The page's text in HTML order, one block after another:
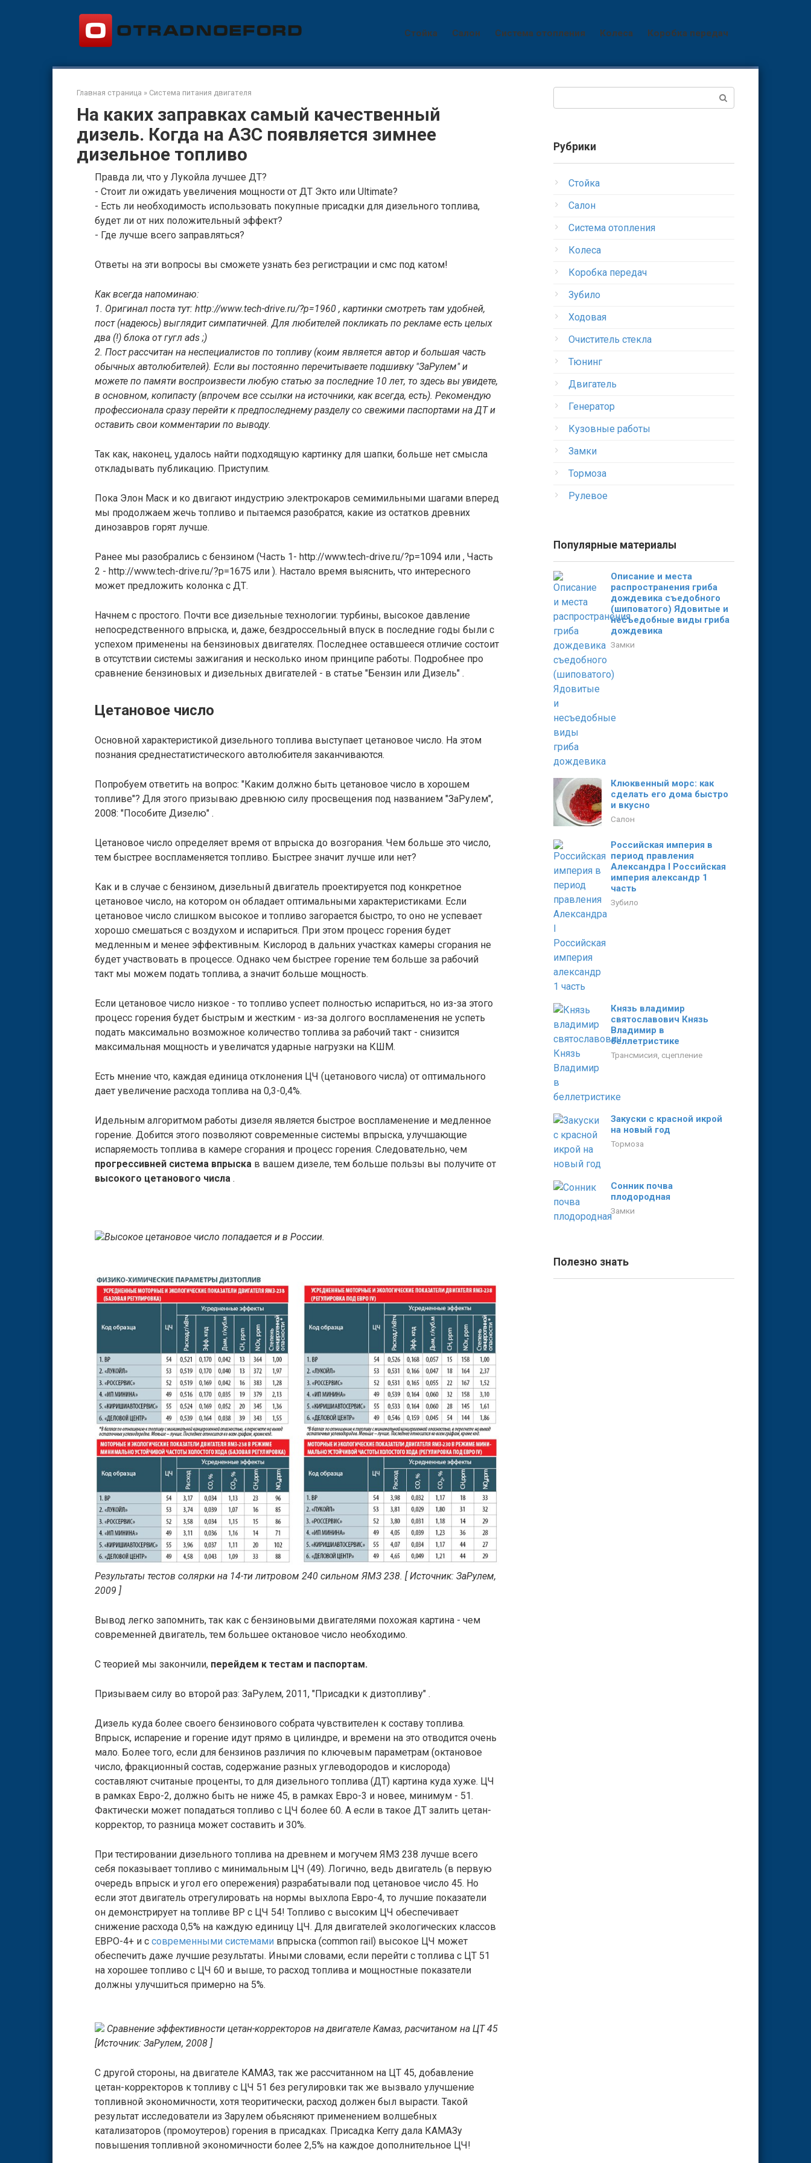
Стойка Салон Система отопления Колеса Коробка передач
Главная страница » Система питания двигателя
На каких заправках самый качественный
дизель. Когда на АЗС появляется зимнее
дизельное топливо
Правда ли, что у Лукойла лучшее ДТ?
- Стоит ли ожидать увеличения мощности от ДТ Экто или Ultimate?
- Есть ли необходимость использовать покупные присадки для дизельного топлива,
будет ли от них положительный эффект?
- Где лучше всего заправляться?
Ответы на эти вопросы вы сможете узнать без регистрации и смс под катом!
Как всегда напоминаю:
1. Оригинал поста тут: http://www.tech-drive.ru/?p=1960 , картинки смотреть там удобней,
пост (надеюсь) выглядит симпатичней. Для любителей покликать по рекламе есть целых
два (!) блока от гугл ads ;)
2. Пост рассчитан на неспециалистов по топливу (коим является автор и большая часть
обычных автолюбителей). Если вы постоянно перечитываете подшивку "ЗаРулем" и
можете по памяти воспроизвести любую статью за последние 10 лет, то здесь вы увидете,
в основном, копипасту (впрочем все ссылки на источники, как всегда, есть). Рекомендую
профессионала сразу перейти к предпоследнему разделу со свежими паспортами на ДТ и
оставить свои комментарии по выводу.
Так как, наконец, удалось найти подходящую картинку для шапки, больше нет смысла
откладывать публикацию. Приступим.
Пока Элон Маск и ко двигают индустрию электрокаров семимильными шагами вперед
мы продолжаем жечь топливо и пытаемся разобратся, какие из остатков древних
динозавров горят лучше.
Ранее мы разобрались с бензином (Часть 1- http://www.tech-drive.ru/?p=1094 или , Часть
2 - http://www.tech-drive.ru/?p=1675 или ). Настало время выяснить, что интересного
может предложить колонка с ДТ.
Начнем с простого. Почти все дизельные технологии: турбины, высокое давление
непосредственного впрыска, и, даже, бездроссельный впуск в последние годы были с
успехом применены на бензиновых двигателях. Последнее оставшееся отличие состоит
в отсутствии системы зажигания и несколько ином принципе работы. Подробнее про
сравнение бензиновых и дизельных двигателей - в статье "Бензин или Дизель" .
Цетановое число
Основной характеристикой дизельного топлива выступает цетановое число. На этом
познания среднестатистического автолюбителя заканчиваются.
Попробуем ответить на вопрос: "Каким должно быть цетановое число в хорошем
топливе"? Для этого призываю древнюю силу просвещения под названием "ЗаРулем",
2008: "Пособите Дизелю" .
Цетановое число определяет время от впрыска до возгорания. Чем больше это число,
тем быстрее воспламеняется топливо. Быстрее значит лучше или нет?
Как и в случае с бензином, дизельный двигатель проектируется под конкретное
цетановое число, на котором он обладает оптимальными характеристиками. Если
цетановое число слишком высокое и топливо загорается быстро, то оно не успевает
хорошо смешаться с воздухом и испариться. При этом процесс горения будет
медленным и менее эффективным. Кислород в дальних участках камеры сгорания не
будет участвовать в процессе. Однако чем быстрее горение тем больше за рабочий
такт мы можем подать топлива, а значит больше мощность.
Если цетановое число низкое - то топливо успеет полностью испариться, но из-за этого
процесс горения будет быстрым и жестким - из-за долгого воспламенения не успеть
подать максимально возможное количество топлива за рабочий такт - снизится
максимальная мощность и увеличатся ударные нагрузки на КШМ.
Есть мнение что, каждая единица отклонения ЦЧ (цетанового числа) от оптимального
дает увеличение расхода топлива на 0,3-0,4%.
Идельным алгоритмом работы дизеля является быстрое воспламенение и медленное
горение. Добится этого позволяют современные системы впрыска, улучшающие
испаряемость топлива в камере сгорания и процесс горения. Следовательно, чем
прогрессивней система впрыска в вашем дизеле, тем больше пользы вы получите от
высокого цетанового числа .
Высокое цетановое число попадается и в России.
Результаты тестов солярки на 14-ти литровом 240 сильном ЯМЗ 238. [ Источник: ЗаРулем,
2009 ]
Вывод легко запомнить, так как с бензиновыми двигателями похожая картина - чем
современней двигатель, тем большее октановое число необходимо.
С теорией мы закончили, перейдем к тестам и паспортам.
Призываем силу во второй раз: ЗаРулем, 2011, "Присадки к дизтопливу" .
Дизель куда более своего бензинового собрата чувствителен к составу топлива.
Впрыск, испарение и горение идут прямо в цилиндре, и времени на это отводится очень
мало. Более того, если для бензинов различия по ключевым параметрам (октановое
число, фракционный состав, содержание разных углеводородов и кислорода)
составляют считаные проценты, то для дизельного топлива (ДТ) картина куда хуже. ЦЧ
в рамках Евро-2, должно быть не ниже 45, в рамках Евро-3 и новее, минимум - 51.
Фактически может попадаться топливо с ЦЧ более 60. А если в такое ДТ залить цетан-
корректор, то разница может составить и 30%.
При тестировании дизельного топлива на древнем и могучем ЯМЗ 238 лучше всего
себя показывает топливо с минимальным ЦЧ (49). Логично, ведь двигатель (в первую
очередь впрыск и угол его опережения) разрабатывали под цетановое число 45. Но
если этот двигатель отрегулировать на нормы выхлопа Евро-4, то лучшие показатели
он демонстрирует на топливе BP с ЦЧ 54! Топливо с высоким ЦЧ обеспечивает
снижение расхода 0,5% на каждую единицу ЦЧ. Для двигателей экологических классов
ЕВРО-4+ и с современными системами впрыска (common rail) высокое ЦЧ может
обеспечить даже лучшие результаты. Иными словами, если перейти с топлива с ЦТ 51
на хорошее топливо с ЦЧ 60 и выше, то расход топлива и мощностные показатели
должны улучшиться примерно на 5%.
Сравнение эффективности цетан-корректоров на двигателе Камаз, расчитаном на ЦТ 45
[Источник: ЗаРулем, 2008 ]
С другой стороны, на двигателе КАМАЗ, так же рассчитанном на ЦТ 45, добавление
цетан-корректоров к топливу с ЦЧ 51 без регулировки так же вызвало улучшение
топливной экономичности, хотя теоритически, расход должен был вырасти. Такой
результат исследователи из Зарулем обьясняют применением волшебных
катализаторов (промоутеров) горения в присадках. Присадка Kerry дала КАМАЗу
повышения топливной экономичности более 2,5% на каждое дополнительное ЦЧ!
Рубрики
Стойка
Салон
Система отопления
Колеса
Коробка передач
Зубило
Ходовая
Очиститель стекла
Тюнинг
Двигатель
Генератор
Кузовные работы
Замки
Тормоза
Рулевое
Популярные материалы
Описание и места
распространения гриба
дождевика съедобного
(шиповатого) Ядовитые и
несъедобные виды гриба
дождевика
Замки
Клюквенный морс: как
сделать его дома быстро
и вкусно
Салон
Российская империя в
период правления
Александра I Российская
империя александр 1
часть
Зубило
Князь владимир
святославович Князь
Владимир в
беллетристике
Трансмисия, сцепление
Закуски с красной икрой
на новый год
Тормоза
Сонник почва
плодородная
Замки
Полезно знать